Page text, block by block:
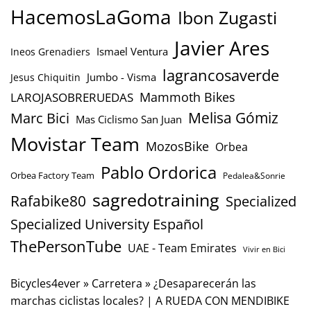
HacemosLaGoma Ibon Zugasti
Ineos Grenadiers Ismael Ventura Javier Ares
Jesus Chiquitin Jumbo - Visma lagrancosaverde
LAROJASOBRERUEDAS Mammoth Bikes
Marc Bici Mas Ciclismo San Juan Melisa Gómiz
Movistar Team MozosBike Orbea
Orbea Factory Team Pablo Ordorica Pedalea&Sonrie
Rafabike80 sagredotraining Specialized
Specialized University Español
ThePersonTube UAE - Team Emirates Vivir en Bici
Bicycles4ever» Carretera »¿Desaparecerán las
marchas ciclistas locales? | A RUEDA CON MENDIBIKE